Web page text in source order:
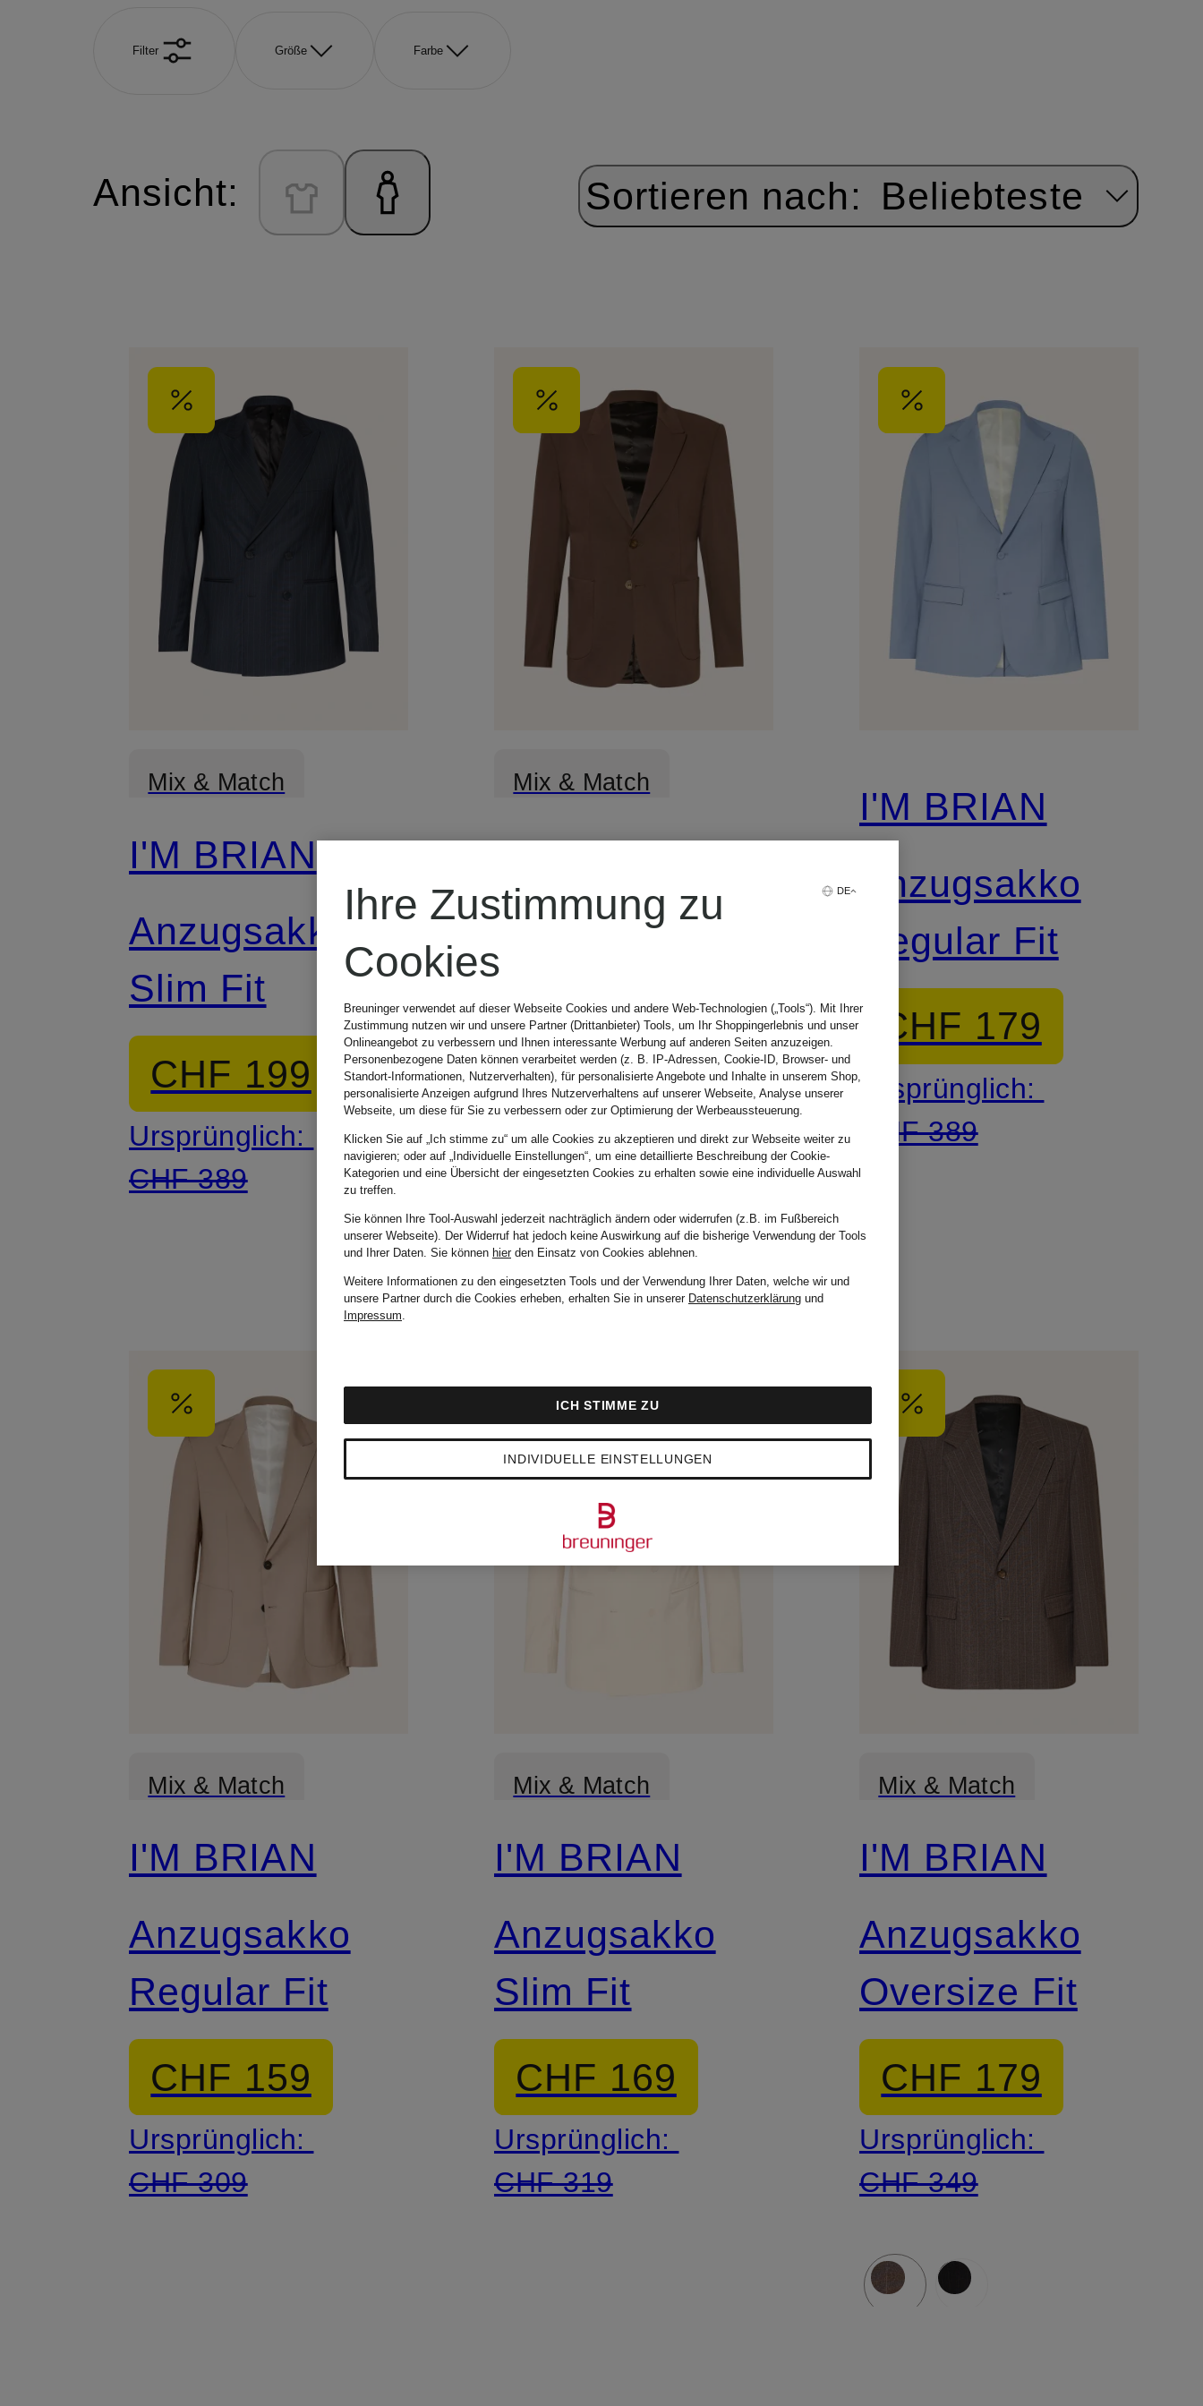
Filter Größe Farbe
Ansicht: Sortieren nach: Beliebteste
Mix & Match
I'M BRIAN
Anzugsakko
Slim Fit
CHF 199
Ursprünglich:
CHF 389
Mix & Match
I'M BRIAN
Anzugsakko
Regular Fit
CHF 169
Ursprünglich:
CHF 329
I'M BRIAN
Anzugsakko
Regular Fit
CHF 179
Ursprünglich:
CHF 389
Mix & Match
I'M BRIAN
Anzugsakko
Regular Fit
CHF 159
Ursprünglich:
CHF 309
Mix & Match
I'M BRIAN
Anzugsakko
Slim Fit
CHF 169
Ursprünglich:
CHF 319
Mix & Match
I'M BRIAN
Anzugsakko
Oversize Fit
CHF 179
Ursprünglich:
CHF 349
DE
Ihre Zustimmung zu
Cookies
Breuninger verwendet auf dieser Webseite Cookies und andere Web-Technologien („Tools“). Mit Ihrer
Zustimmung nutzen wir und unsere Partner (Drittanbieter) Tools, um Ihr Shoppingerlebnis und unser
Onlineangebot zu verbessern und Ihnen interessante Werbung auf anderen Seiten anzuzeigen.
Personenbezogene Daten können verarbeitet werden (z. B. IP-Adressen, Cookie-ID, Browser- und
Standort-Informationen, Nutzerverhalten), für personalisierte Angebote und Inhalte in unserem Shop,
personalisierte Anzeigen aufgrund Ihres Nutzerverhaltens auf unserer Webseite, Analyse unserer
Webseite, um diese für Sie zu verbessern oder zur Optimierung der Werbeaussteuerung.
Klicken Sie auf „Ich stimme zu“ um alle Cookies zu akzeptieren und direkt zur Webseite weiter zu
navigieren; oder auf „Individuelle Einstellungen“, um eine detaillierte Beschreibung der Cookie-
Kategorien und eine Übersicht der eingesetzten Cookies zu erhalten sowie eine individuelle Auswahl
zu treffen.
Sie können Ihre Tool-Auswahl jederzeit nachträglich ändern oder widerrufen (z.B. im Fußbereich
unserer Webseite). Der Widerruf hat jedoch keine Auswirkung auf die bisherige Verwendung der Tools
und Ihrer Daten. Sie können hierden Einsatz von Cookies ablehnen.
Weitere Informationen zu den eingesetzten Tools und der Verwendung Ihrer Daten, welche wir und
unsere Partner durch die Cookies erheben, erhalten Sie in unserer Datenschutzerklärung und
Impressum.
INDIVIDUELLE EINSTELLUNGEN
ICH STIMME ZU